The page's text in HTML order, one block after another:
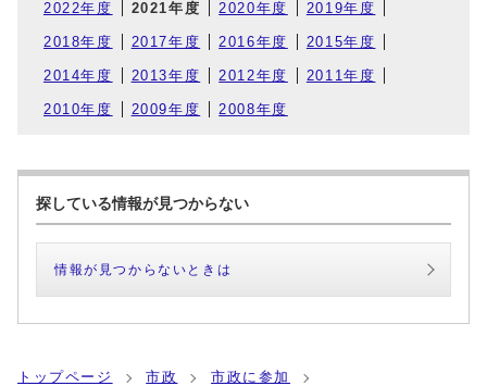
2022年度 2021年度 2020年度 2019年度
2018年度 2017年度 2016年度 2015年度
2014年度 2013年度 2012年度 2011年度
2010年度 2009年度 2008年度
探している情報が見つからない
情報が見つからないときは
トップページ 市政
市政に参加